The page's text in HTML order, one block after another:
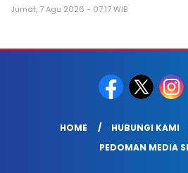
Jumat, 7 Agu 2026 - 07:17 WIB
HOME HUBUNGI KAMI
PEDOMAN MEDIA